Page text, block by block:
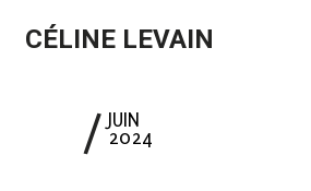
CÉLINE LEVAIN
JUIN
2024